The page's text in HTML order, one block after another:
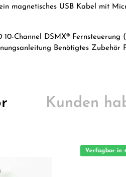
magnetisches USB Kabel mit
10-Channel DSMX®
Benötigtes
Kunden
Verfügbar in